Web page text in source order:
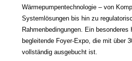
Wärmepumpentechnologie – von
Systemlösungen bis hin zu
Rahmenbedingungen. Ein besonderes
begleitende Foyer-Expo, die mit über
vollständig ausgebucht ist.